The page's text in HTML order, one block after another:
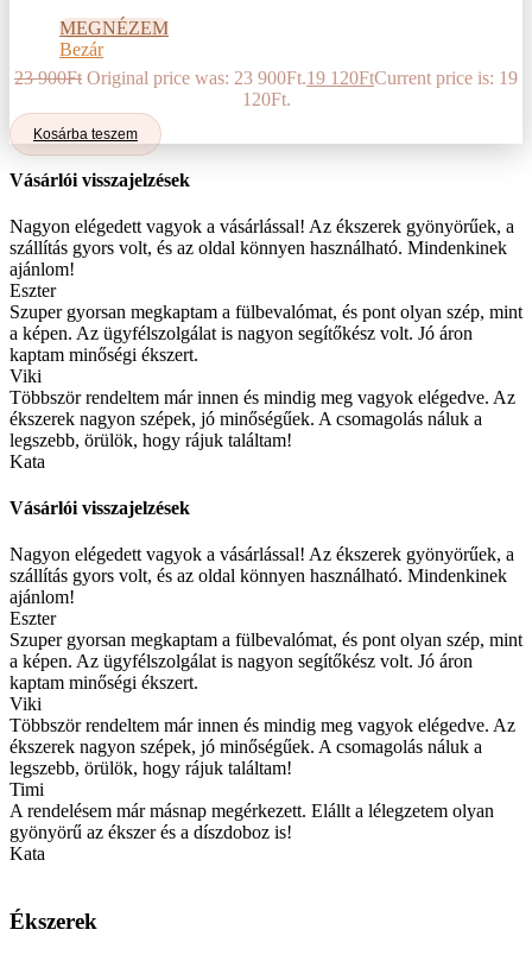
MEGNÉZEM
Bezár
23 900Ft Original price was: 23 900Ft.19 120FtCurrent price is: 19
120Ft.
Kosárba teszem
Vásárlói visszajelzések
Nagyon elégedett vagyok a vásárlással! Az ékszerek gyönyörűek, a
szállítás gyors volt, és az oldal könnyen használható. Mindenkinek
ajánlom!
Eszter
Szuper gyorsan megkaptam a fülbevalómat, és pont olyan szép, mint
a képen. Az ügyfélszolgálat is nagyon segítőkész volt. Jó áron
kaptam minőségi ékszert.
Viki
Többször rendeltem már innen és mindig meg vagyok elégedve. Az
ékszerek nagyon szépek, jó minőségűek. A csomagolás náluk a
legszebb, örülök, hogy rájuk találtam!
Kata
Vásárlói visszajelzések
Nagyon elégedett vagyok a vásárlással! Az ékszerek gyönyörűek, a
szállítás gyors volt, és az oldal könnyen használható. Mindenkinek
ajánlom!
Eszter
Szuper gyorsan megkaptam a fülbevalómat, és pont olyan szép, mint
a képen. Az ügyfélszolgálat is nagyon segítőkész volt. Jó áron
kaptam minőségi ékszert.
Viki
Többször rendeltem már innen és mindig meg vagyok elégedve. Az
ékszerek nagyon szépek, jó minőségűek. A csomagolás náluk a
legszebb, örülök, hogy rájuk találtam!
Timi
A rendelésem már másnap megérkezett. Elállt a lélegzetem olyan
gyönyörű az ékszer és a díszdoboz is!
Kata
Ékszerek